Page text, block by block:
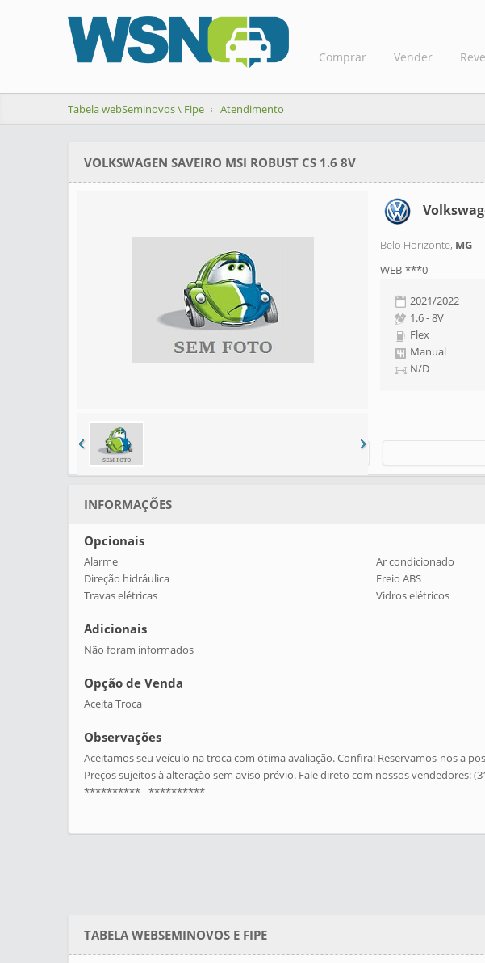
Comprar Vender
Tabela webSeminovos \ Fipe Atendimento
VOLKSWAGEN SAVEIRO MSI ROBUST CS 1.6 8V
Belo Horizonte, MG
WEB-***0
2021/2022
1.6 - 8V
Flex
Manual
N/D
INFORMAÇÕES
Opcionais
Alarme
Ar condicionado
Direção hidráulica
Freio ABS
Travas elétricas
Vidros elétricos
Adicionais
Não foram informados
Opção de Venda
Aceita Troca
Observações
Aceitamos seu veículo na troca com ótima avaliação. Confira! Reservamos-nos a
Preços sujeitos à alteração sem aviso prévio. Fale direto com nossos
********** - **********
TABELA WEBSEMINOVOS E FIPE